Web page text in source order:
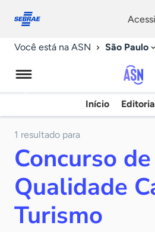
conosco
Você está na ASN São Paulo
Início
1 resultado para
Concurso de
Qualidade
Turismo